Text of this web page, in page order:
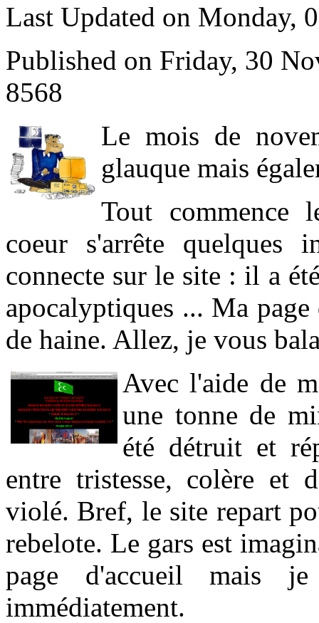
Last Updated on Monday,
Published on Friday, 30
8568
Le mois de
glauque mais
Tout commence
coeur s'arrête quelques
connecte sur le site : il a
apocalyptiques ... Ma
de haine. Allez, je vous
Avec l'aide de
une tonne de
été détruit et
entre tristesse, colère et
violé. Bref, le site repart
rebelote. Le gars est
page d'accueil mais
immédiatement.